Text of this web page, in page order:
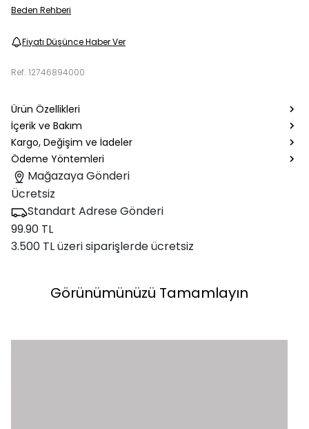
Beden Rehberi
Fiyatı Düşünce Haber Ver
Ref. 12746894000
Ürün Özellikleri
İçerik ve Bakım
Kargo, Değişim ve İadeler
Ödeme Yöntemleri
Mağazaya Gönderi
Ücretsiz
Standart Adrese Gönderi
99.90 TL
3.500 TL üzeri siparişlerde ücretsiz
Görünümünüzü Tamamlayın